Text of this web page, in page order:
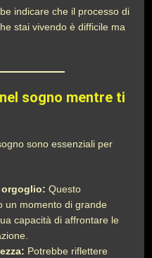
indicare che il processo di
stai vivendo è difficile ma
sogno mentre ti
sono essenziali per
orgoglio: Questo
un momento di grande
capacità di affrontare le
Potrebbe riflettere